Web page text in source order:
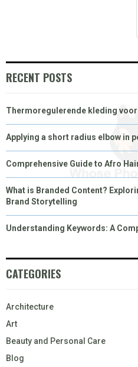
RECENT POSTS
Thermoregulerende kleding
Applying a short radius elbow in
Comprehensive Guide to Afro
What is Branded Content?
Brand Storytelling
Understanding Keywords: A
CATEGORIES
Architecture
Art
Beauty and Personal Care
Blog